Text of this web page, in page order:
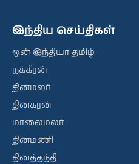
இந்திய செய்திகள்
ஒன் இந்தியா தமிழ்
நக்கீரன்
தினமலர்
தினகரன்
மாலைமலர்
தினமணி
தினத்தந்தி